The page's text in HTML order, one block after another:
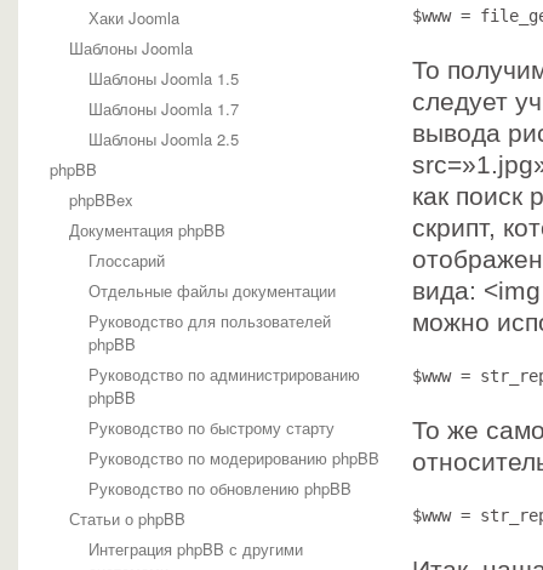
Хаки Joomla
Шаблоны Joomla
Шаблоны Joomla 1.5
Шаблоны Joomla 1.7
Шаблоны Joomla 2.5
phpBB
phpBBex
Документация phpBB
Глоссарий
Отдельные файлы документации
Руководство для пользователей
phpBB
Руководство по администрированию
phpBB
Руководство по быстрому старту
Руководство по модерированию phpBB
Руководство по обновлению phpBB
Статьи о phpBB
Интеграция phpBB с другими
$www =
То
следует
вывода
как поиск
скрипт,
вида:
можно
$www =
То же
$www =